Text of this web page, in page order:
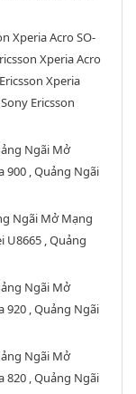
Xperia Acro SO-
Xperia Acro
Xperia
Ericsson
Ngãi Mở
900 , Quảng Ngãi
Ngãi Mở Mạng
U8665 , Quảng
Ngãi Mở
920 , Quảng Ngãi
Ngãi Mở
820 , Quảng Ngãi